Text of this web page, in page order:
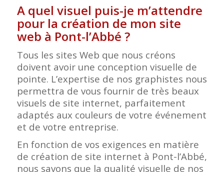
A quel visuel puis-je m’attendre
pour la création de mon site
web à Pont-l’Abbé ?
Tous les sites Web que nous créons
doivent avoir une conception visuelle de
pointe. L’expertise de nos graphistes nous
permettra de vous fournir de très beaux
visuels de site internet, parfaitement
adaptés aux couleurs de votre événement
et de votre entreprise.
En fonction de vos exigences en matière
de création de site internet à Pont-l’Abbé,
nous savons que la qualité visuelle de nos